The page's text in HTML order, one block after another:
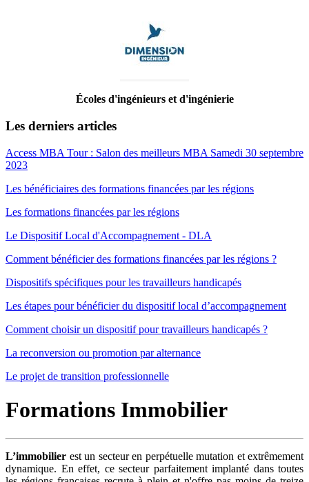
Écoles d'ingénieurs et d'ingénierie
Les derniers articles
Access MBA Tour : Salon des meilleurs MBA Samedi 30 septembre
2023
Les bénéficiaires des formations financées par les régions
Les formations financées par les régions
Le Dispositif Local d'Accompagnement - DLA
Comment bénéficier des formations financées par les régions ?
Dispositifs spécifiques pour les travailleurs handicapés
Les étapes pour bénéficier du dispositif local d’accompagnement
Comment choisir un dispositif pour travailleurs handicapés ?
La reconversion ou promotion par alternance
Le projet de transition professionnelle
Formations Immobilier
L’immobilier est un secteur en perpétuelle mutation et extrêmement
dynamique. En effet, ce secteur parfaitement implanté dans toutes